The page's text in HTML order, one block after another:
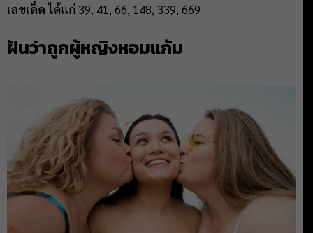
เลขเด็ดได้แก่ 39, 41, 66, 148, 339, 669
ฝันว่าถูกผู้หญิงหอมแก้ม